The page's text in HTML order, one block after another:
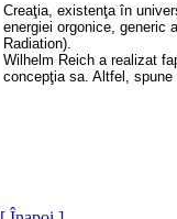
Creaţia, existenţa în
energiei orgonice, generic
Radiation).
Wilhelm Reich a realizat
concepţia sa. Altfel, spune